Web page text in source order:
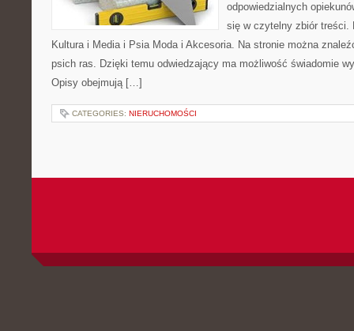
odpowiedzialnych
się w czytelny zbiór treści.
Kultura i Media i Psia Moda i Akcesoria. Na stronie można
psich ras. Dzięki temu odwiedzający ma możliwość świadomie
Opisy obejmują […]
CATEGORIES: NIERUCHOMOŚCI